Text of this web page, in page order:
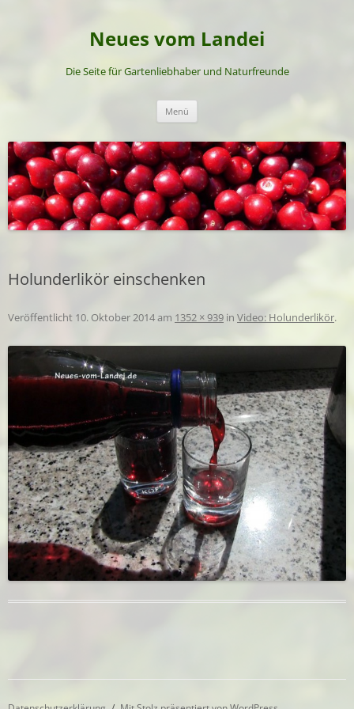
Neues vom Landei
Die Seite für Gartenliebhaber und Naturfreunde
Menü
Holunderlikör einschenken
Veröffentlicht 10. Oktober 2014am 1352 × 939 in Video: Holunderlikör.